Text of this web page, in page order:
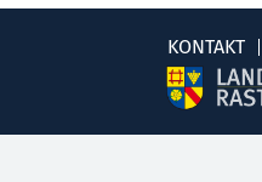
KONTAKT